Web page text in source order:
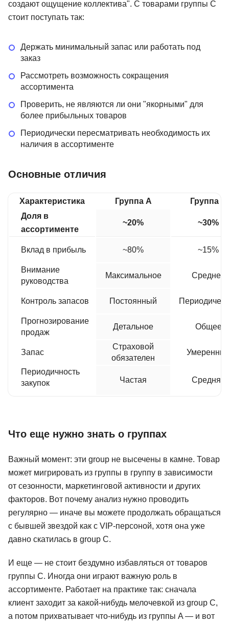
создают ощущение коллектива". С товарами группы C
стоит поступать так:
Держать минимальный запас или работать под
заказ
Рассмотреть возможность сокращения
ассортимента
Проверить, не являются ли они "якорными" для
более прибыльных товаров
Периодически пересматривать необходимость их
наличия в ассортименте
Основные отличия
Характеристика Группа A
Группа B
Доля в
ассортименте
~20% ~30%
Вклад в прибыль ~80% ~15%
Внимание
руководства
Максимальное Среднее
Контроль запасов Постоянный
Прогнозирование
продаж
Детальное Общее
Запас
Страховой
обязателен
Периодичность
закупок
Частая Средняя
Что еще нужно знать о группах
Важный момент: эти group не высечены в камне. Товар
может мигрировать из группы в группу в зависимости
от сезонности, маркетинговой активности и других
факторов. Вот почему анализ нужно проводить
регулярно — иначе вы можете продолжать обращаться
с бывшей звездой как с VIP-персоной, хотя она уже
давно скатилась в group C.
И еще — не стоит бездумно избавляться от товаров
группы C. Иногда они играют важную роль в
ассортименте. Работает на практике так: сначала
клиент заходит за какой-нибудь мелочевкой из group C,
а потом прихватывает что-нибудь из группы A — и вот